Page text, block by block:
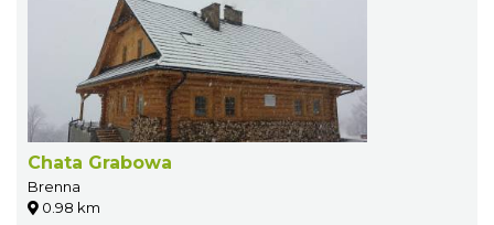
Chata Grabowa
Brenna
0.98 km